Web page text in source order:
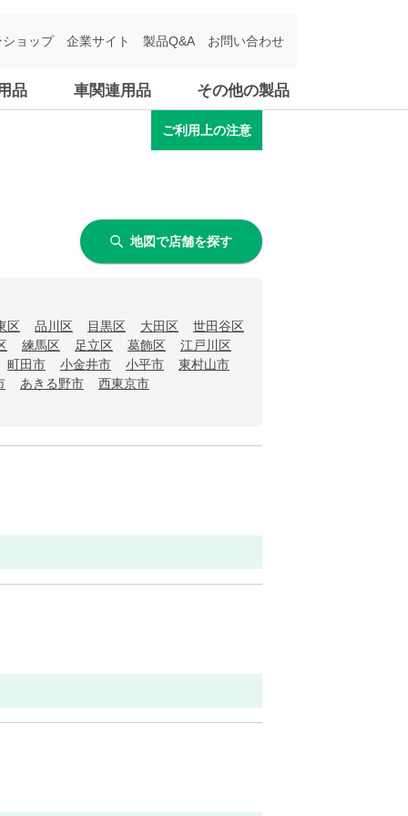
品 車関連用品 その他の製品
ョップ 企業サイト 製品Q&A お問い合わせ
ご利用上の注意
地図で店舗を探す
区 品川区 目黒区 大田区
世田谷区
練馬区 足立区 葛飾区
江戸川区
町田市
小金井市 小平市
東村山市
あきる野市 西東京市